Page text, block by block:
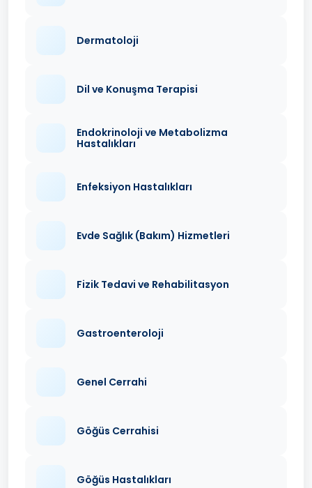
Dermatoloji
Dil ve Konuşma Terapisi
Endokrinoloji ve Metabolizma
Hastalıkları
Enfeksiyon Hastalıkları
Evde Sağlık (Bakım) Hizmetleri
Fizik Tedavi ve Rehabilitasyon
Gastroenteroloji
Genel Cerrahi
Göğüs Cerrahisi
Göğüs Hastalıkları